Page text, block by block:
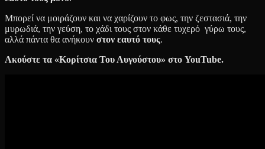
Μπορεί να μοιράζουν και να χαρίζουν το φως, την ζεστασιά, την
μυρωδιά, την γεύση, το χάδι τους στον κάθε τυχερό γύρω τους,
αλλά πάντα θα ανήκουν στον εαυτό τους.
Ακούστε τα «Κορίτσια Του Αυγούστου» στο YouTube.